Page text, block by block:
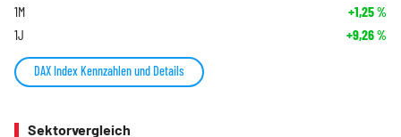
1M +1,25%
1J +9,26%
DAX Index Kennzahlen und Details
Sektorvergleich